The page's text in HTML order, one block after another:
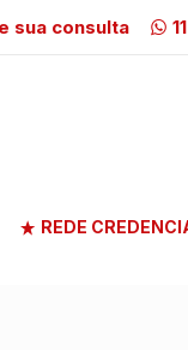
sua consulta
REDE